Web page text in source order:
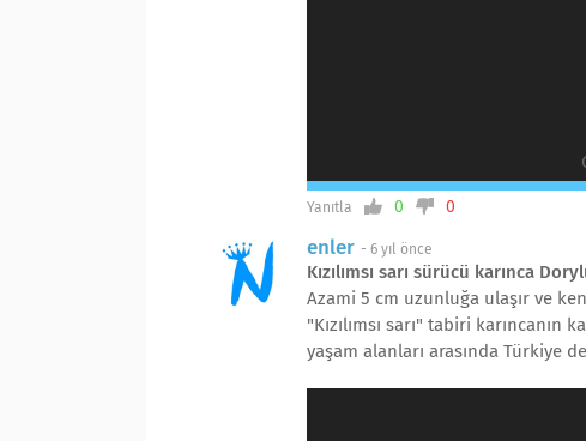
Yanıtla 0 0
enler - 6 yıl önce
Kızılımsı sarı sürücü karınca
Azami 5 cm uzunluğa ulaşır ve
"Kızılımsı sarı" tabiri
yaşam alanları arasında Türkiye